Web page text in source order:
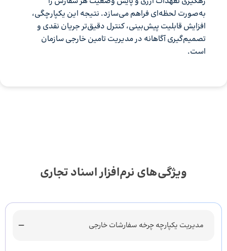
به‌صورت لحظه‌ای فراهم می‌سازد. نتیجه این یکپارچگی،
افزایش قابلیت پیش‌بینی، کنترل دقیق‌تر جریان نقدی و
تصمیم‌گیری آگاهانه در مدیریت تامین خارجی سازمان
است.
ویژگی‌های نرم‌افزار اسناد تجاری
مدیریت یکپارچه چرخه سفارشات خارجی